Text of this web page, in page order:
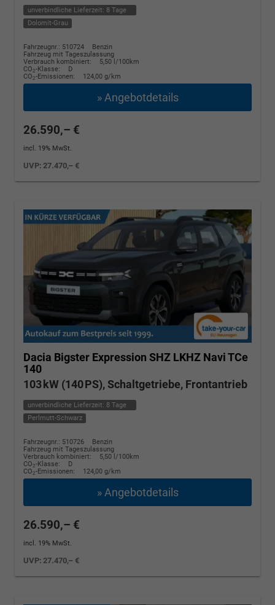
unverbindliche Lieferzeit: 8 Tage
Dolomit-Grau
Fahrzeugnr.: 510724
Benzin
Fahrzeug mit Tageszulassung
Verbrauch kombiniert:
5,50 l/100km
CO2-Klasse:
D
CO2-Emissionen: 124,00 g/km
» Angebotdetails
26.590,– €
incl. 19% MwSt.
UVP:27.470,– €
Dacia Bigster Expression SHZ LKHZ Navi TCe
140
103 kW (140 PS), Schaltgetriebe, Frontantrieb
unverbindliche Lieferzeit: 8 Tage
Perlmutt-Schwarz
Fahrzeugnr.: 510726
Benzin
Fahrzeug mit Tageszulassung
Verbrauch kombiniert:
5,50 l/100km
CO2-Klasse:
D
CO2-Emissionen: 124,00 g/km
» Angebotdetails
26.590,– €
incl. 19% MwSt.
UVP:27.470,– €